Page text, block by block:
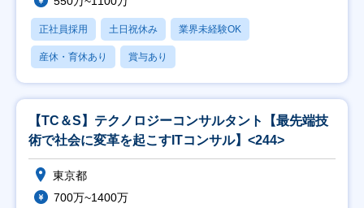
正社員採用 土日祝休み 業界未経験OK
産休・育休あり 賞与あり
【TC＆S】テクノロジーコンサルタント【最先端技
術で社会に変革を起こすITコンサル】<244>
東京都
700万~1400万